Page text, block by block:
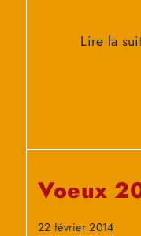
Lire la
Voeux
22 février 2014